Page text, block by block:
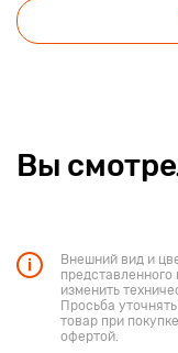
Вы
Внешний вид и
изменить
Просьба
товар при
офертой.